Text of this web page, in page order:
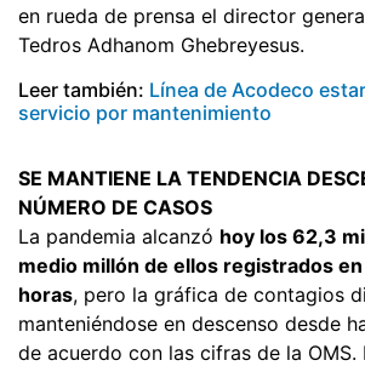
en rueda de prensa el director
Tedros Adhanom Ghebreyesus.
Leer también: Línea de Acodeco
servicio por mantenimiento
SE MANTIENE LA TENDENCIA
NÚMERO DE CASOS
La pandemia alcanzó hoy los 62,3
medio millón de ellos registrados
horas, pero la gráfica de contagios
manteniéndose en descenso desde
de acuerdo con las cifras de la